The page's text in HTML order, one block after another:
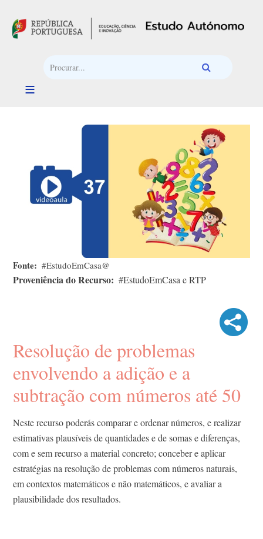
Fonte #EstudoEmCasa@
Proveniência do Recurso #EstudoEmCasa e RTP
Resolução de problemas
envolvendo a adição e a
subtração com números até 50
Neste recurso poderás comparar e ordenar números, e realizar
estimativas plausíveis de quantidades e de somas e diferenças,
com e sem recurso a material concreto; conceber e aplicar
estratégias na resolução de problemas com números naturais,
em contextos matemáticos e não matemáticos, e avaliar a
plausibilidade dos resultados.